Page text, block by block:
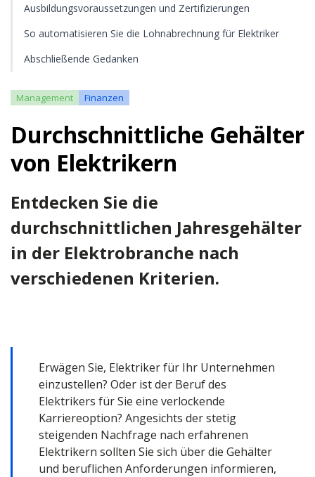
Ausbildungsvoraussetzungen und Zertifizierungen
So automatisieren Sie die Lohnabrechnung für Elektriker
Abschließende Gedanken
Management Finanzen
Durchschnittliche Gehälter
von Elektrikern
Entdecken Sie die
durchschnittlichen Jahresgehälter
in der Elektrobranche nach
verschiedenen Kriterien.
Erwägen Sie, Elektriker für Ihr Unternehmen
einzustellen? Oder ist der Beruf des
Elektrikers für Sie eine verlockende
Karriereoption? Angesichts der stetig
steigenden Nachfrage nach erfahrenen
Elektrikern sollten Sie sich über die Gehälter
und beruflichen Anforderungen informieren,